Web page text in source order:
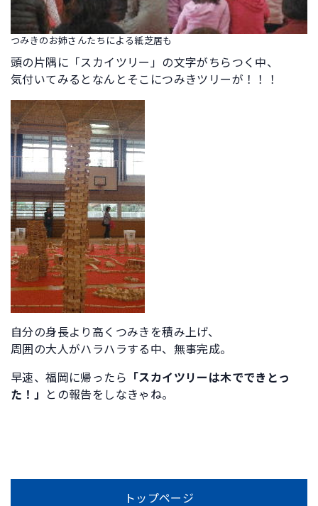
つみきのお姉さんたちによる紙芝居も
頭の片隅に「スカイツリー」の文字がちらつく中、
気付いてみるとなんとそこにつみきツリーが！！！
自分の身長より高くつみきを積み上げ、
周囲の大人がハラハラする中、無事完成。
早速、福岡に帰ったら
「スカイツリーは木でできとっ
た！」
との報告をしなきゃね。
トップページ